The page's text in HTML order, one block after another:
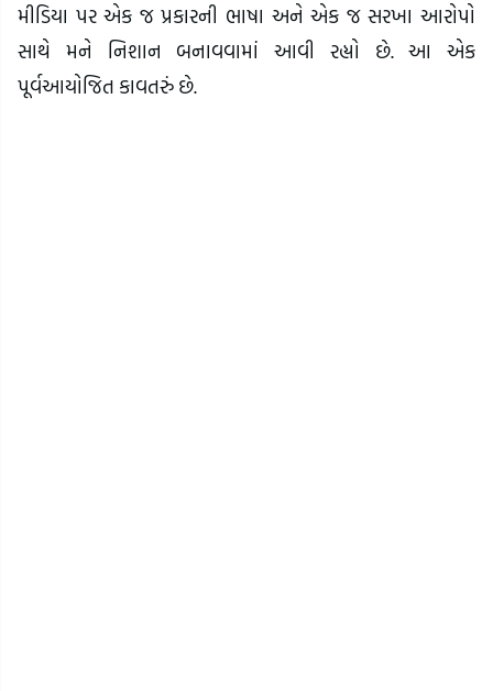
મીડિયા પર એક જ પ્રકારની ભાષા અને એક જ સરખા આરોપો
સાથે મને નિશાન બનાવવામાં આવી રહ્યો છે. આ એક
પૂર્વઆયોજિત કાવતરું છે.